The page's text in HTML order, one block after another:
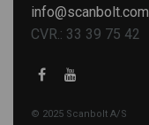
info@scanbolt.com
CVR.: 33 39 75 42
© 2025 Scanbolt A/S